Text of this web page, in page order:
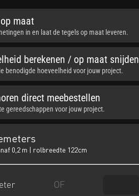
maat
in en laat de tegels op maat leveren.
berekenen / op maat snijden
benodigde hoeveelheid voor jouw project.
direct meebestellen
gereedschappen voor jouw project.
0,2 m | rolbreedte 122cm
OF